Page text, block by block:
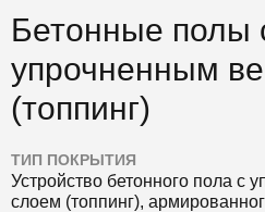
Бетонные полы
упрочненным
(топпинг)
ТИП ПОКРЫТИЯ
Устройство бетонного пола с
слоем (топпинг),